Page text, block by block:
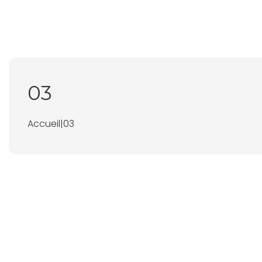
03
Accueil|03